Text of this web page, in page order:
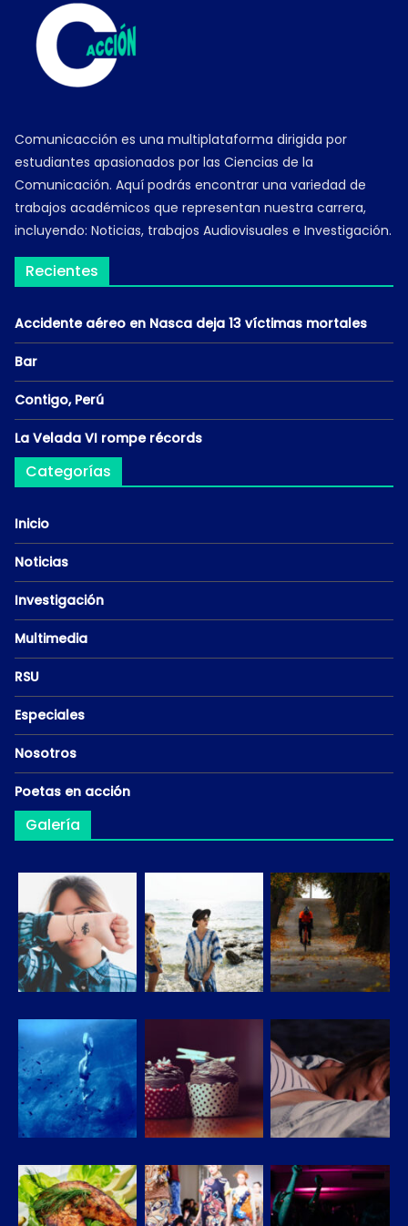
Comunicacción es una multiplataforma dirigida por
estudiantes apasionados por las Ciencias de la
Comunicación. Aquí podrás encontrar una variedad de
trabajos académicos que representan nuestra carrera,
incluyendo: Noticias, trabajos Audiovisuales e Investigación.
Recientes
Accidente aéreo en Nasca deja 13 víctimas mortales
Bar
Contigo, Perú
La Velada VI rompe récords
Categorías
Inicio
Noticias
Investigación
Multimedia
RSU
Especiales
Nosotros
Poetas en acción
Galería